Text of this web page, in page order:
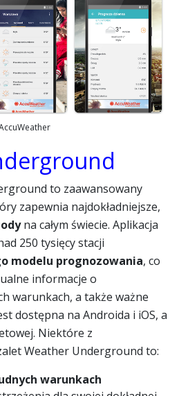
to zaawansowany
zapewnia najdokładniejsze,
na całym świecie. Aplikacja
250 tysięcy stacji
modelu prognozowania, co
informacje o
warunkach, a także ważne
dostępna na Androida i iOS, a
Niektóre z
Weather Underground to:
warunkach